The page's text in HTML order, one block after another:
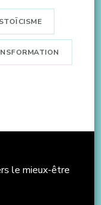
STOÏCISME
le mieux-être